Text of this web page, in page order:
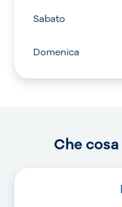
Sabato
Domenica
Che